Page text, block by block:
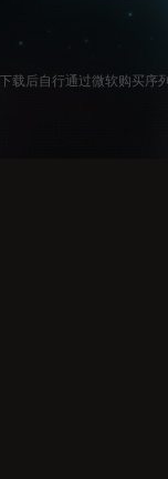
载后自行通过微软购买